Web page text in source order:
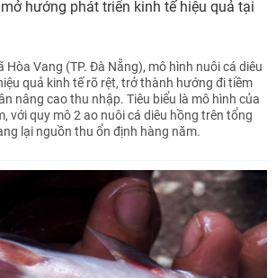
hướng phát triển kinh tế hiệu quả tại
Hòa Vang (TP. Đà Nẵng), mô hình nuôi cá diêu
quả kinh tế rõ rệt, trở thành hướng đi tiềm
nâng cao thu nhập. Tiêu biểu là mô hình của
với quy mô 2 ao nuôi cá diêu hồng trên tổng
lại nguồn thu ổn định hàng năm.